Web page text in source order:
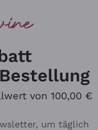
von 100,00 €
um täglich